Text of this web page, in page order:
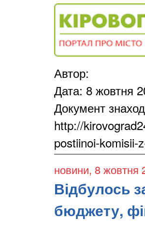
Автор:
Дата: 8 жовтня
Документ
http://
postiinoi-komisii-
новини, 8 жовтня
Відбулось
бюджету,